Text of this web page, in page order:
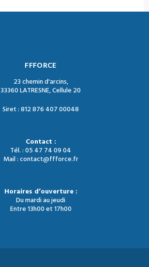
FFFORCE
23 chemin d'arcins,
33360 LATRESNE, Cellule 20
Siret : 812 876 407 00048
Contact :
Tél. : 05 47 74 09 04
Mail : contact@ffforce.fr
Horaires d’ouverture :
Du mardi au jeudi
Entre 13h00 et 17h00